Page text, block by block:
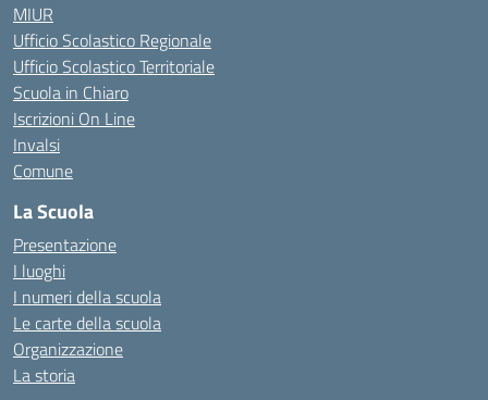
MIUR
Ufficio Scolastico Regionale
Ufficio Scolastico Territoriale
Scuola in Chiaro
Iscrizioni On Line
Invalsi
Comune
La Scuola
Presentazione
I luoghi
I numeri della scuola
Le carte della scuola
Organizzazione
La storia